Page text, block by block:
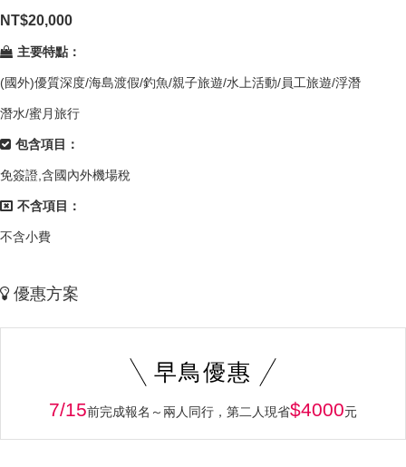
NT$20,000
主要特點：
(國外)優質深度/海島渡假/釣魚/親子旅遊/水上活動/員工旅遊/浮潛
潛水/蜜月旅行
包含項目：
免簽證,含國內外機場稅
不含項目：
不含小費
優惠方案
早鳥優惠
7/15前完成報名～兩人同行，第二人現省$4000元